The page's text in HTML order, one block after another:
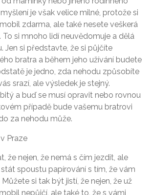
je však velice milné, protože si
zdarma, ale také nesete veškerá
To si mnoho lidí neuvědomuje a dělá
Jen si představte, že si půjčíte
bratra a během jeho užívání budete
je jedno, zda nehodu způsobíte
srazí, ale výsledek je stejný.
a buď se musí opravit nebo rovnou
případě bude vašemu bratrovi
za nehodu může.
že nejen, že nemá s čím jezdit, ale
spoustu papírování s tím, že vám
si tak být jistí, že nejen, že už
nepůjčí, ale také to, že s vámi